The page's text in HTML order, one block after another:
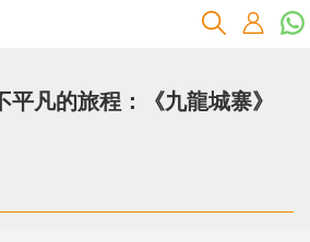
凡的旅程：《九龍城寨》